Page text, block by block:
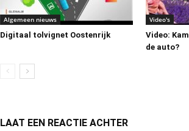
Algemeen nieuws
Digitaal tolvignet Oostenrijk
Video's
Video:
de auto?
LAAT EEN REACTIE ACHTER